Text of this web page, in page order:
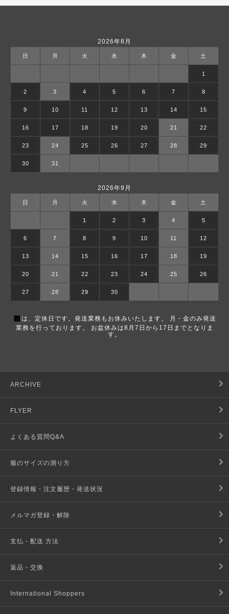
2026年8月
日 月 火 水 木 金 土
1
2 3 4 5 6 7 8
9 10 11 12 13 14 15
16 17 18 19 20 21 22
23 24 25 26 27 28 29
30 31
2026年9月
日 月 火 水 木 金 土
1 2 3 4 5
6 7 8 9 10 11 12
13 14 15 16 17 18 19
20 21 22 23 24 25 26
27 28 29 30
■ は、定休日です。発送業務もお休みいたします。 月・金のみ発送
業務を行っております。 お盆休みは8月7日から17日までとなりま
す。
ARCHIVE
FLYER
よくある質問Q&A
服のサイズの測り方
登録情報・注文履歴・発送状況
メルマガ登録・解除
支払・配送 方法
返品・交換
International Shoppers